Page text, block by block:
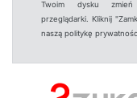
Twoim dysku
przeglądarki. Kliknij
naszą politykę